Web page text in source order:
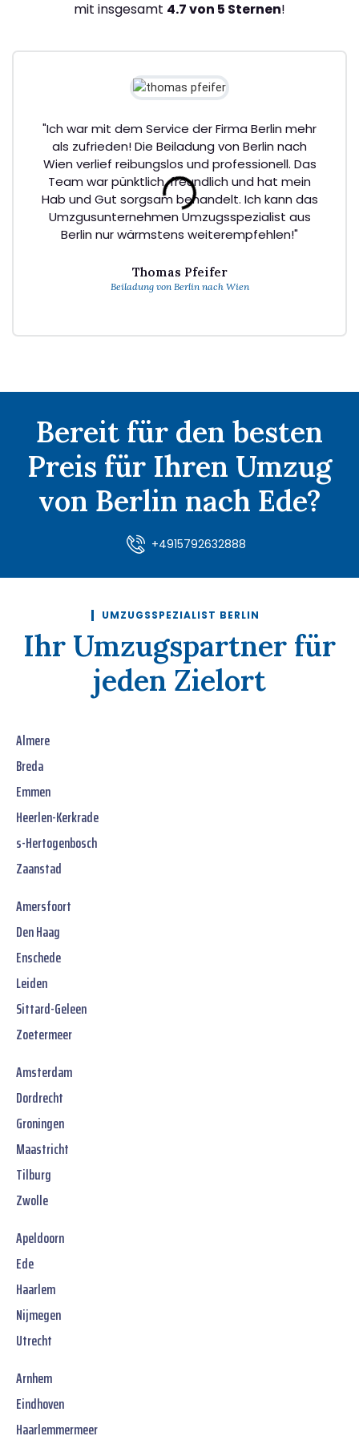
mit insgesamt 4.7 von 5 Sternen!
"Ich war mit dem Service der Firma Berlin mehr
als zufrieden! Die Beiladung von Berlin nach
Wien verlief reibungslos und professionell. Das
Team war pünktlich, freundlich und hat mein
Hab und Gut sorgsam behandelt. Ich kann das
Umzgusunternehmen Umzugsspezialist aus
Berlin nur wärmstens weiterempfehlen!"
Thomas Pfeifer
Beiladung von Berlin nach Wien
Bereit für den besten
Preis für Ihren Umzug
von Berlin nach Ede?
+4915792632888
UMZUGSSPEZIALIST BERLIN
Ihr Umzugspartner für
jeden Zielort
Almere
Breda
Emmen
Heerlen-Kerkrade
s-Hertogenbosch
Zaanstad
Amersfoort
Den Haag
Enschede
Leiden
Sittard-Geleen
Zoetermeer
Amsterdam
Dordrecht
Groningen
Maastricht
Tilburg
Zwolle
Apeldoorn
Ede
Haarlem
Nijmegen
Utrecht
Arnhem
Eindhoven
Haarlemmermeer